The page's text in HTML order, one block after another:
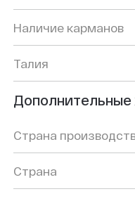
Наличие карманов
Талия
Дополнительные
Страна
Страна